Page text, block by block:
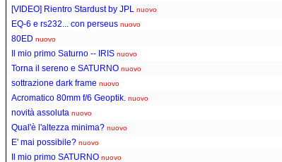
[VIDEO] Rientro Stardust by JPL
nuovo
EQ-6 e rs232... con perseus nuovo
80ED nuovo
Il mio primo Saturno -- IRIS nuovo
Torna il sereno e SATURNO nuovo
sottrazione dark frame nuovo
Acromatico 80mm f/6 Geoptik. nuovo
novità assoluta nuovo
Qual'è l'altezza minima? nuovo
E' mai possibile? nuovo
Il mio primo SATURNO nuovo